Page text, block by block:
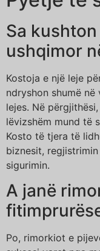
Sa
ushqimor
Kostoja e një leje
ndryshon shumë
lejes. Në
lëvizshëm mund të
Kosto të tjera të
biznesit,
sigurimin.
A janë
Po, rimorkiot e